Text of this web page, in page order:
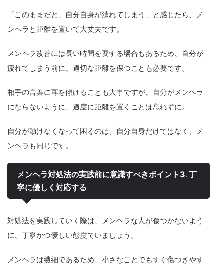
「このままだと、自分自身が潰れてしまう」と感じたら、メ
ンヘラと距離を置いて大丈夫です。
メンヘラ改善には長い時間を要する場合もあるため、自分が
疲れてしまう前に、適切な距離を保つことも必要です。
相手の言葉に耳を傾けることも大事ですが、自分がメンヘラ
にならないように、適度に距離を置くことは忘れずに。
自分が動けなくなって困るのは、自分自身だけではなく、メ
ンヘラも同じです。
メンヘラ対処法の実践前に意識すべきポイント3. 丁
寧に優しく対応する
対処法を実践していく際は、メンヘラな人が傷つかないよう
に、丁寧かつ優しい態度でいましょう。
メンヘラは繊細であるため、小さなことでもすぐ傷つきやす